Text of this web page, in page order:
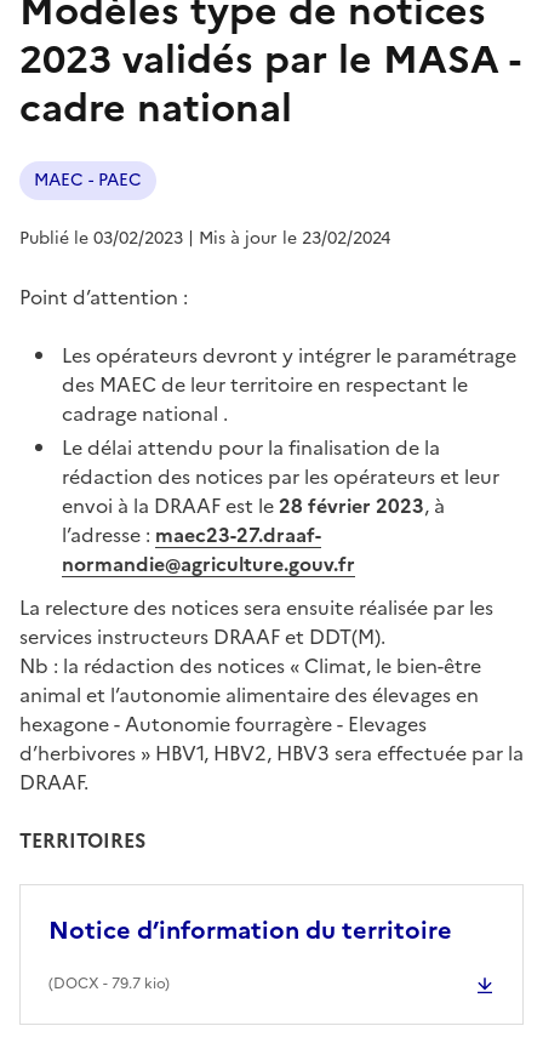
2023 validés par le MASA -
cadre national
MAEC - PAEC
Publié le 03/02/2023 | Mis à jour le 23/02/2024
Point d’attention :
Les opérateurs devront y intégrer le paramétrage
des MAEC de leur territoire en respectant le
cadrage national .
Le délai attendu pour la finalisation de la
rédaction des notices par les opérateurs et leur
envoi à la DRAAF est le28 février 2023, à
l’adresse : maec23-27.draaf-
normandie@agriculture.gouv.fr
La relecture des notices sera ensuite réalisée par les
services instructeurs DRAAF et DDT(M).
Nb : la rédaction des notices « Climat, le bien-être
animal et l’autonomie alimentaire des élevages en
hexagone - Autonomie fourragère - Elevages
d’herbivores » HBV1, HBV2, HBV3 sera effectuée par la
DRAAF.
TERRITOIRES
Notice d’information du territoire
(DOCX - 79.7 kio)